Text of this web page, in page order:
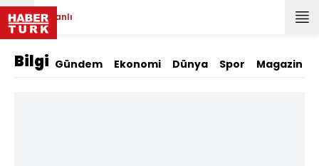
Canlı
Bilgi Gündem Ekonomi Dünya Spor Magazin